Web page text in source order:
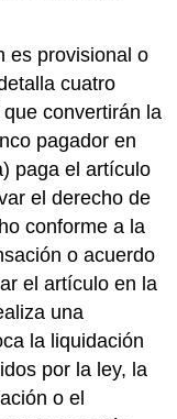
es provisional o
cuatro
convertirán la
pagador en
paga el artículo
el derecho de
conforme a la
o acuerdo
el artículo en la
una
la liquidación
por la ley, la
o el